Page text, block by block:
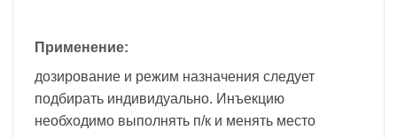
Применение:
дозирование и режим назначения следует
подбирать индивидуально. Инъекцию
необходимо выполнять п/к и менять место